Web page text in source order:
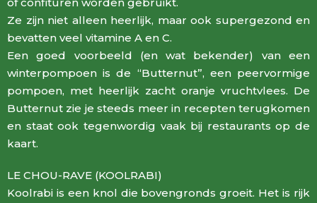
Ze zijn niet alleen heerlijk, maar ook supergezond en
bevatten veel vitamine A en C.
Een goed voorbeeld (en wat bekender) van een
winterpompoen is de “Butternut”, een peervormige
pompoen, met heerlijk zacht oranje vruchtvlees. De
Butternut zie je steeds meer in recepten terugkomen
en staat ook tegenwordig vaak bij restaurants op de
kaart.
LE CHOU-RAVE (KOOLRABI)
Koolrabi is een knol die bovengronds groeit. Het is rijk